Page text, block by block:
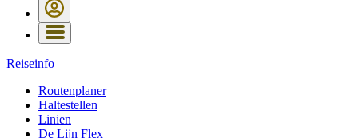
Reiseinfo
Routenplaner
Haltestellen
Linien
De Lijn Flex